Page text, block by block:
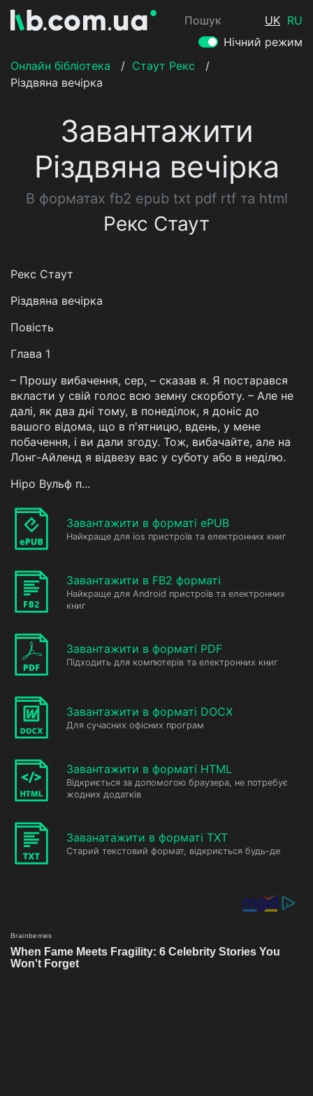
Пошук UK RU
Нічний режим
Онлайн бібліотека
/ Стаут Рекс
/
Різдвяна вечірка
Завантажити
Різдвяна вечірка
В форматах fb2 epub txt pdf rtf та html
Рекс Стаут
Рекс Стаут
Різдвяна вечірка
Повість
Глава 1
– Прошу вибачення, сер, – сказав я. Я постарався
вкласти у свій голос всю земну скорботу. – Але не
далі, як два дні тому, в понеділок, я доніс до
вашого відома, що в п'ятницю, вдень, у мене
побачення, і ви дали згоду. Тож, вибачайте, але на
Лонг-Айленд я відвезу вас у суботу або в неділю.
Ніро Вульф п...
Завантажити в форматі ePUB
Найкраще для ios пристроїв та електронних книг
Завантажити в FB2 форматі
Найкраще для Android пристроїв та електронних
книг
Завантажити в форматі PDF
Підходить для компютерів та електронних книг
Завантажити в форматі DOCX
Для сучасних офісних програм
Завантажити в форматі HTML
Відкриється за допомогою браузера, не потребує
жодних додатків
Заванатажити в форматі TXT
Старий текстовий формат, відкриється будь-де